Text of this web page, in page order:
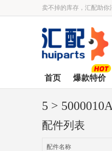
卖不掉的库存，汇配助你
首页 爆款特价
5 >
配件列表
配件名称